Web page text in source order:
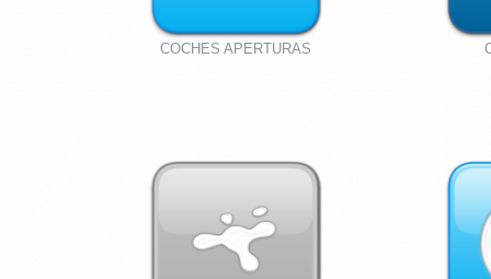
COCHES APERTURAS